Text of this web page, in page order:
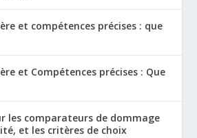
et compétences précises : que
et Compétences précises : Que
les comparateurs de dommage
et les critères de choix